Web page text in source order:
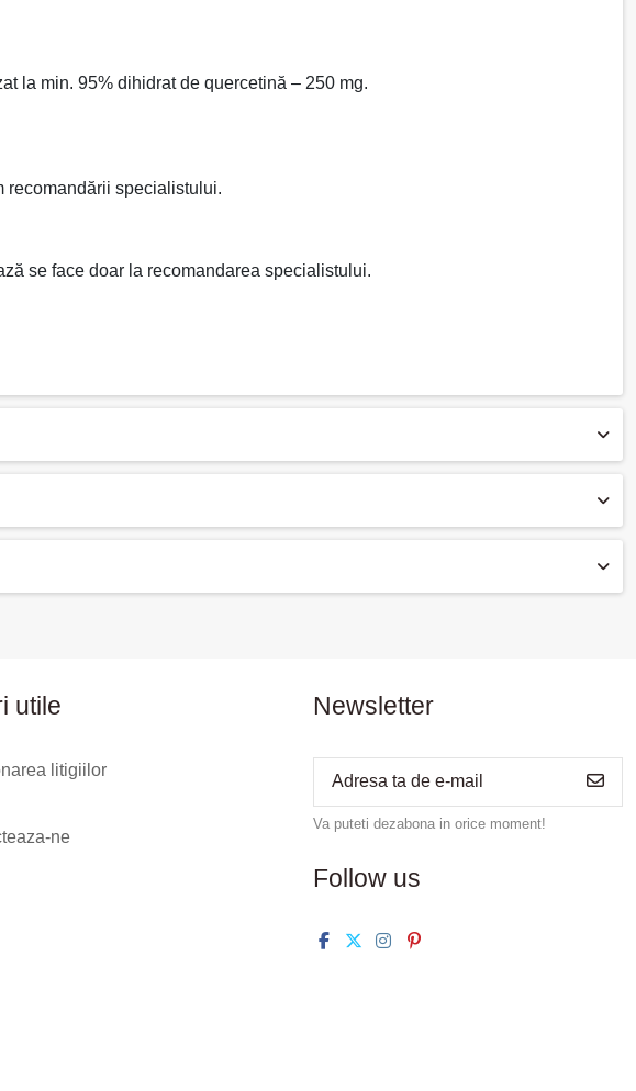
la min. 95% dihidrat de quercetină – 250 mg.
recomandării specialistului.
se face doar la recomandarea specialistului.
utile
litigiilor
ne
Newsletter
Va puteti dezabona in orice moment!
Follow us